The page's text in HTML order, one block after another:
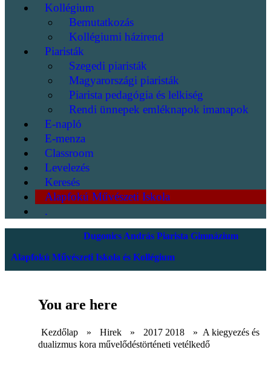
Kollégium
Bemutatkozás
Kollégiumi házirend
Piaristák
Szegedi piaristák
Magyarországi piaristák
Piarista pedagógia és lelkiség
Rendi ünnepek emléknapok imanapok
E-napló
E-menza
Classroom
Levelezés
Keresés
Alapfokú Művészeti Iskola
.
Dugonics András Piarista Gimnázium
Alapfokú Művészeti Iskola és Kollégium
You are here
Kezdőlap » Hirek » 2017 2018 » A kiegyezés és
dualizmus kora művelődéstörténeti vetélkedő